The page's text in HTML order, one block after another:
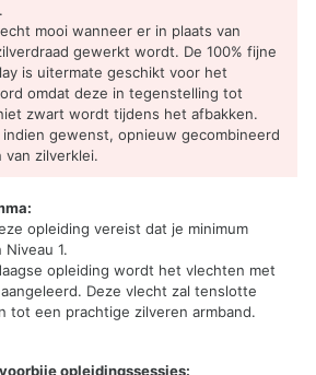
mooi wanneer er in plaats van
gewerkt wordt. De 100% fijne
is uitermate geschikt voor het
omdat deze in tegenstelling tot
zwart wordt tijdens het afbakken.
gewenst, opnieuw gecombineerd
zilverklei.
opleiding vereist dat je minimum
1.
opleiding wordt het vlechten met
Deze vlecht zal tenslotte
tot een prachtige zilveren armband.
opleidingssessies: